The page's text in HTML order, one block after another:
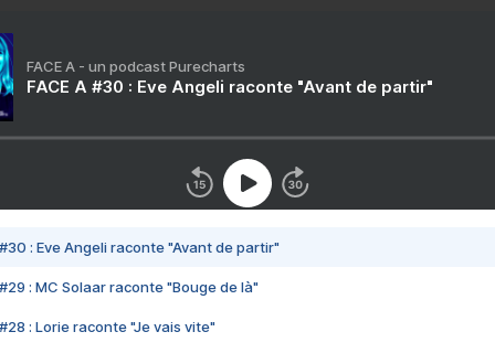
FACE A - un podcast Purecharts
FACE A #30 : Eve Angeli raconte "Avant de partir"
#30 : Eve Angeli raconte "Avant de partir"
#29 : MC Solaar raconte "Bouge de là"
#28 : Lorie raconte "Je vais vite"